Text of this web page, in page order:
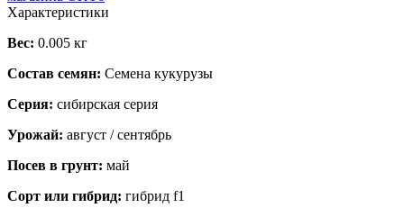
Характеристики
Вес: 0.005 кг
Состав семян: Семена кукурузы
Серия: сибирская серия
Урожай: август / сентябрь
Посев в грунт: май
Сорт или гибрид: гибрид f1